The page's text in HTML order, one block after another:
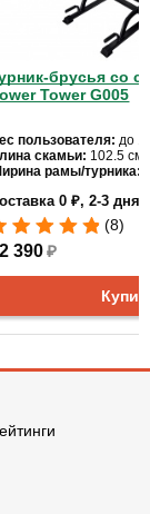
брусья со
Tower G005
пользователя: до
скамьи: 102.5 см
рамы/турника:
0 ₽, 2-3 дня
(8)
390 ₽